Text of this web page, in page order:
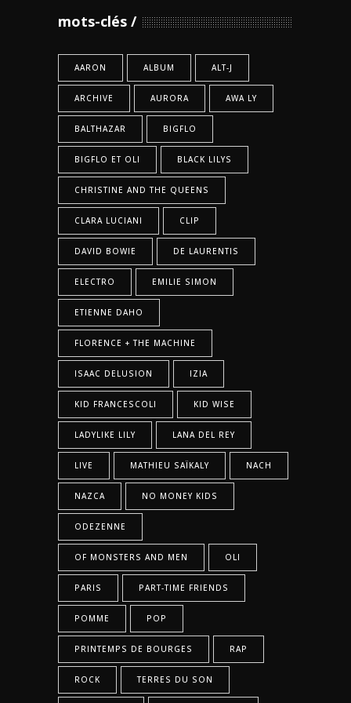
mots-clés
AARON ALBUM ALT-J
ARCHIVE AURORA AWA LY
BALTHAZAR BIGFLO
BIGFLO ET OLI BLACK LILYS
CHRISTINE AND THE QUEENS
CLARA LUCIANI CLIP
DAVID BOWIE DE LAURENTIS
ELECTRO EMILIE SIMON
ETIENNE DAHO
FLORENCE + THE MACHINE
ISAAC DELUSION IZIA
KID FRANCESCOLI KID WISE
LADYLIKE LILY LANA DEL REY
LIVE MATHIEU SAÏKALY NACH
NAZCA NO MONEY KIDS
ODEZENNE
OF MONSTERS AND MEN OLI
PARIS PART-TIME FRIENDS
POMME POP
PRINTEMPS DE BOURGES RAP
ROCK TERRES DU SON